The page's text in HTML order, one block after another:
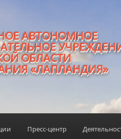
АВТОНОМНОЕ
ОБЛАСТИ
«ЛАПЛАНДИЯ»
Пресс-центр